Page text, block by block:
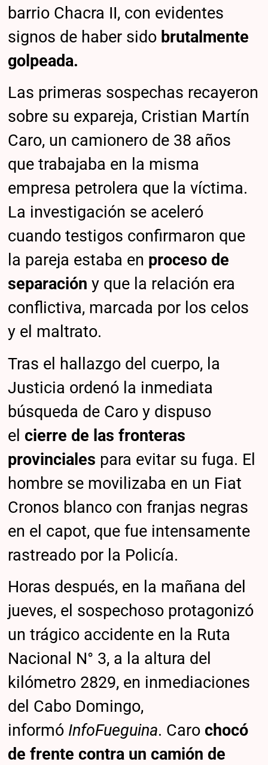
barrio Chacra II, con evidentes
signos de haber sido brutalmente
golpeada.
Las primeras sospechas recayeron
sobre su expareja, Cristian Martín
Caro, un camionero de 38 años
que trabajaba en la misma
empresa petrolera que la víctima.
La investigación se aceleró
cuando testigos confirmaron que
la pareja estaba en proceso de
separación y que la relación era
conflictiva, marcada por los celos
y el maltrato.
Tras el hallazgo del cuerpo, la
Justicia ordenó la inmediata
búsqueda de Caro y dispuso
elcierre de las fronteras
provinciales para evitar su fuga. El
hombre se movilizaba en un Fiat
Cronos blanco con franjas negras
en el capot, que fue intensamente
rastreado por la Policía.
Horas después, en la mañana del
jueves, el sospechoso protagonizó
un trágico accidente en la Ruta
Nacional N° 3, a la altura del
kilómetro 2829, en inmediaciones
del Cabo Domingo,
informó InfoFueguina. Carochocó
de frente contra un camión de